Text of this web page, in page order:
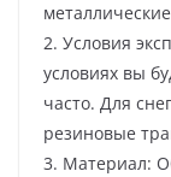
2. Условия
условиях вы
часто. Для
резиновые
3. Материал: